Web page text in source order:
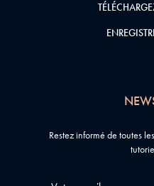
Restez informé de toutes